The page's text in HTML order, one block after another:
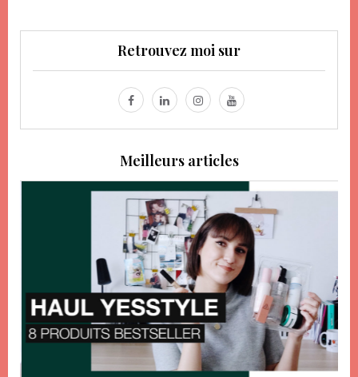
Retrouvez moi sur
Meilleurs articles